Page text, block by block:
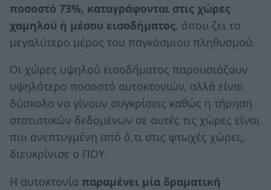
ποσοστό 73%, καταγράφονται στις χώρες
χαμηλού ή μέσου εισοδήματος, όπου ζει το
μεγαλύτερο μέρος του παγκόσμιου πληθυσμού.
Οι χώρες υψηλού εισοδήματος παρουσιάζουν
υψηλότερο ποσοστό αυτοκτονιών, αλλά είναι
δύσκολο να γίνουν συγκρίσεις καθώς η τήρηση
στατιστικών δεδομένων σε αυτές τις χώρες είναι
πιο ανεπτυγμένη από ό,τι στις φτωχές χώρες,
διευκρίνισε ο ΠΟΥ.
Η αυτοκτονία παραμένει μία δραματική